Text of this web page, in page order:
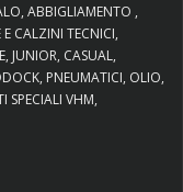
ABBIGLIAMENTO
E CALZINI TECNICI
JUNIOR CASUAL
PNEUMATICI OLIO
SPECIALI VHM